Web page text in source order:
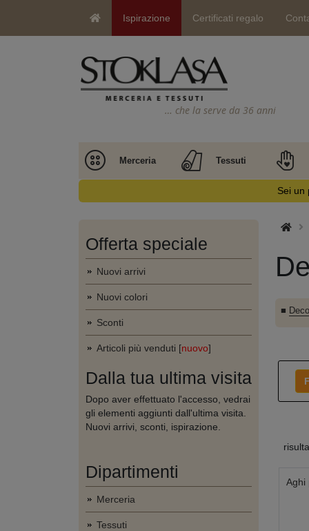
Ispirazione Certificati regalo
… che la serve da 36 anni
Merceria Tessuti
Sei un
Offerta speciale
Nuovi arrivi
Nuovi colori
Sconti
Articoli più venduti [nuovo]
Dalla tua ultima visita
Dopo aver effettuato l'accesso, vedrai
gli elementi aggiunti dall'ultima visita.
Nuovi arrivi, sconti, ispirazione.
Dipartimenti
Merceria
Tessuti
■
Aghi